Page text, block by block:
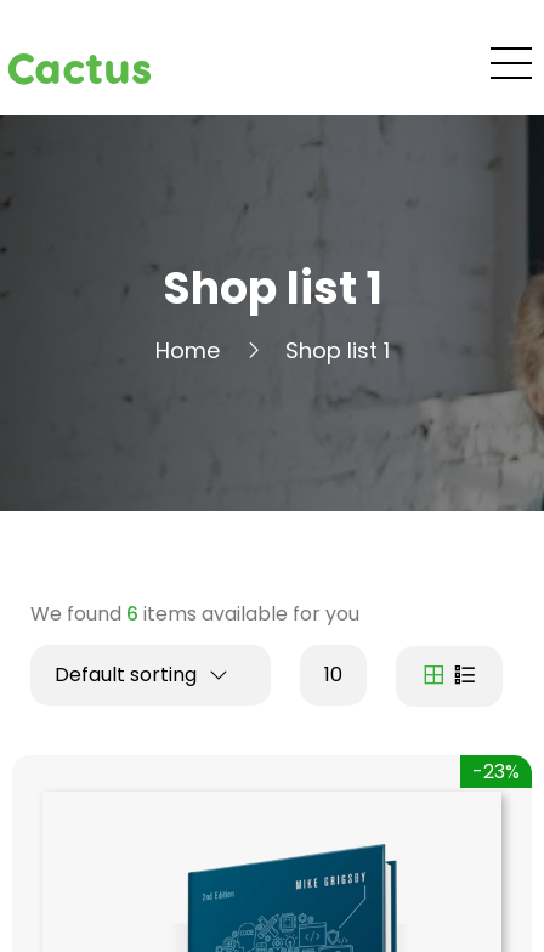
Cactus
Shop list 1
Home Shop list 1
We found 6 items available for you
Default sorting 10
-23%